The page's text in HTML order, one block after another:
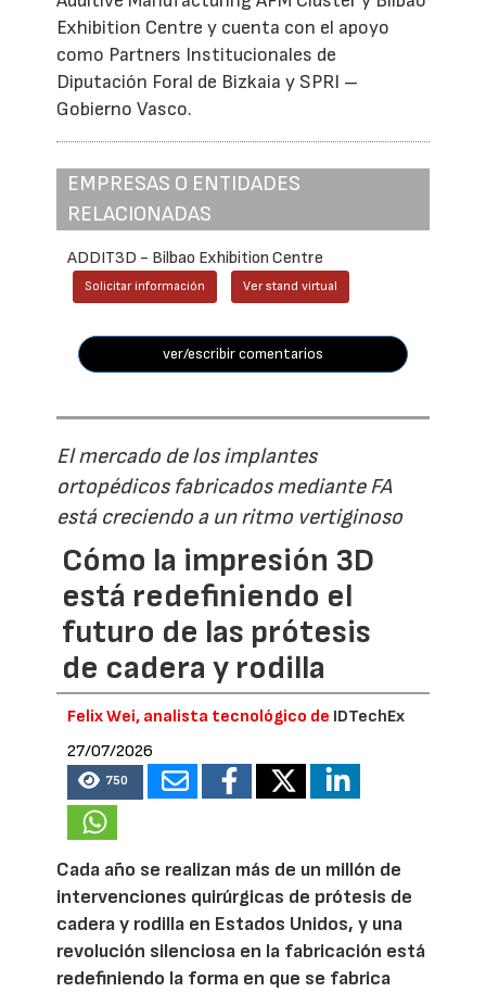
Exhibition Centre y cuenta con el apoyo
como Partners Institucionales de
Diputación Foral de Bizkaia y SPRI –
Gobierno Vasco.
EMPRESAS O ENTIDADES
RELACIONADAS
ADDIT3D - Bilbao Exhibition Centre
Solicitar información Ver stand virtual
ver/escribir comentarios
El mercado de los implantes
ortopédicos fabricados mediante FA
está creciendo a un ritmo vertiginoso
Cómo la impresión 3D
está redefiniendo el
futuro de las prótesis
de cadera y rodilla
Felix Wei, analista tecnológico de IDTechEx
27/07/2026
750
Cada año se realizan más de un millón de
intervenciones quirúrgicas de prótesis de
cadera y rodilla en Estados Unidos, y una
revolución silenciosa en la fabricación está
redefiniendo la forma en que se fabrica